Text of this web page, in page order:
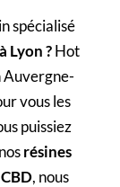
spécialisé
Lyon?Hot
Auvergne-
vous les
puissiez
résines
, nous